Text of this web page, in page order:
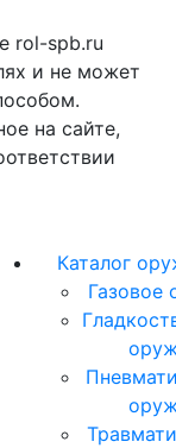
rol-spb.ru
и не может
на сайте,
Каталог
Газовое